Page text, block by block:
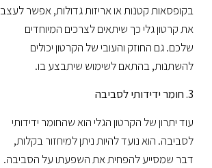
בקופסאות קטנות או אריזות גדולות, אפשר לעצב
את קרטון גלי כך שיתאים לצרכים המיוחדים
שלכם. גם החוזק והעובי של הקרטון יכולים
להשתנות, בהתאם לשימוש שיתבצע בו.
3. חומר ידידותי לסביבה
עוד יתרון של הקרטון הגלי הוא שהחומר ידידותי
לסביבה. הוא נועד להיות ניתן למיחזור בקלות,
דבר שמסייע להפחית את השפעתו על הסביבה.